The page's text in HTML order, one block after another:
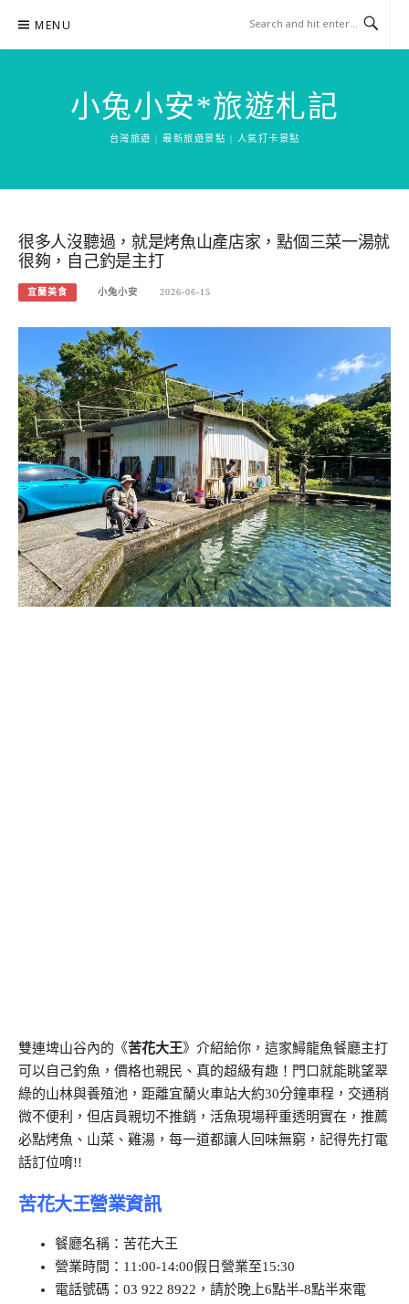
content
MENU
小兔小安*旅遊札記
台灣旅遊 | 最新旅遊景點 | 人氣打卡景點
很多人沒聽過，就是烤魚山產店家，點個三菜一湯就
很夠，自己釣是主打
宜蘭美食 小兔小安 2026-06-15
雙連埤山谷內的《苦花大王》介紹給你，這家鱘龍魚餐廳主打
可以自己釣魚，價格也親民、真的超級有趣！門口就能眺望翠
綠的山林與養殖池，距離宜蘭火車站大約30分鐘車程，交通稍
微不便利，但店員親切不推銷，活魚現場秤重透明實在，推薦
必點烤魚、山菜、雞湯，每一道都讓人回味無窮，記得先打電
話訂位唷!!
苦花大王營業資訊
餐廳名稱：苦花大王
營業時間：11:00-14:00假日營業至15:30
電話號碼：03 922 8922，請於晚上6點半-8點半來電